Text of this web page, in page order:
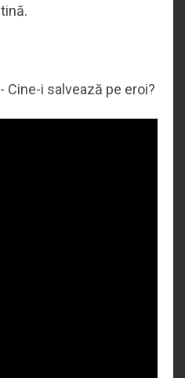
Cine-i salvează pe eroi?